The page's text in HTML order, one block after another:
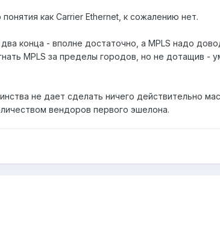
как Carrier Ethernet, к сожалению нет.
конца - вполне достаточно, а MPLS надо
MPLS за пределы городов, но не дотащив -
не дает сделать ничего действительно
вендоров первого эшелона.